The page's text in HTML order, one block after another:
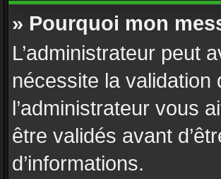
» Pourquoi mon
L’administrateur peut
nécessite la
l’administrateur vous
être validés avant
d’informations.